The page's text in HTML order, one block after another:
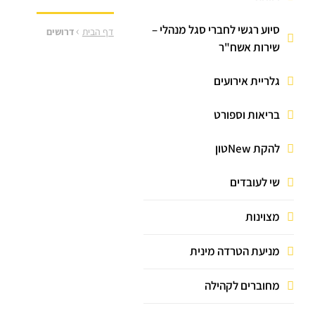
ביטוח ריזיקו
החזרי רישוי וביטוח
עבודה פרטית
פטור / החזר שכר לימוד
ביטוח בריאות קולקטיבי
מילואים
סיוע רגשי לחברי סגל מנהלי –
שירות אשח"ר
גלריית אירועים
בריאות וספורט
להקת Newטון
שי לעובדים
מצוינות
מניעת הטרדה מינית
מחוברים לקהילה
דף הבית › דרושים